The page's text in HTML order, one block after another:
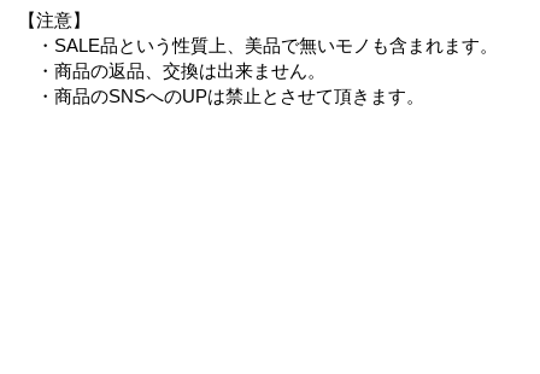
【注意】
・SALE品という性質上、美品で無いモノも含まれます。
・商品の返品、交換は出来ません。
・商品のSNSへのUPは禁止とさせて頂きます。